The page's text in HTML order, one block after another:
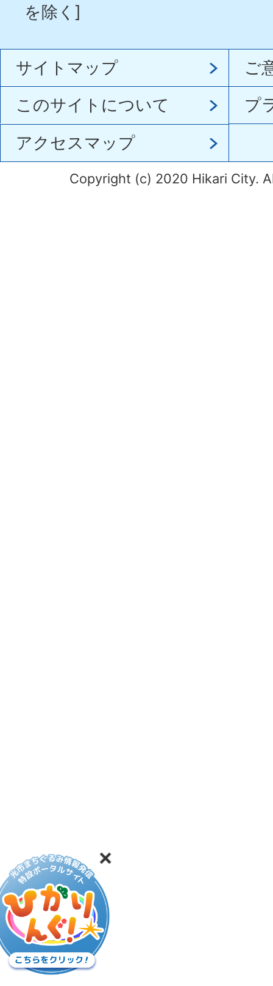
を除く]
サイトマップ
ご
このサイトについて
プ
アクセスマップ
Copyright (c) 2020 Hikari City.